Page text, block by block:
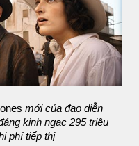
mới của đạo diễn
kinh ngạc 295 triệu
phí tiếp thị